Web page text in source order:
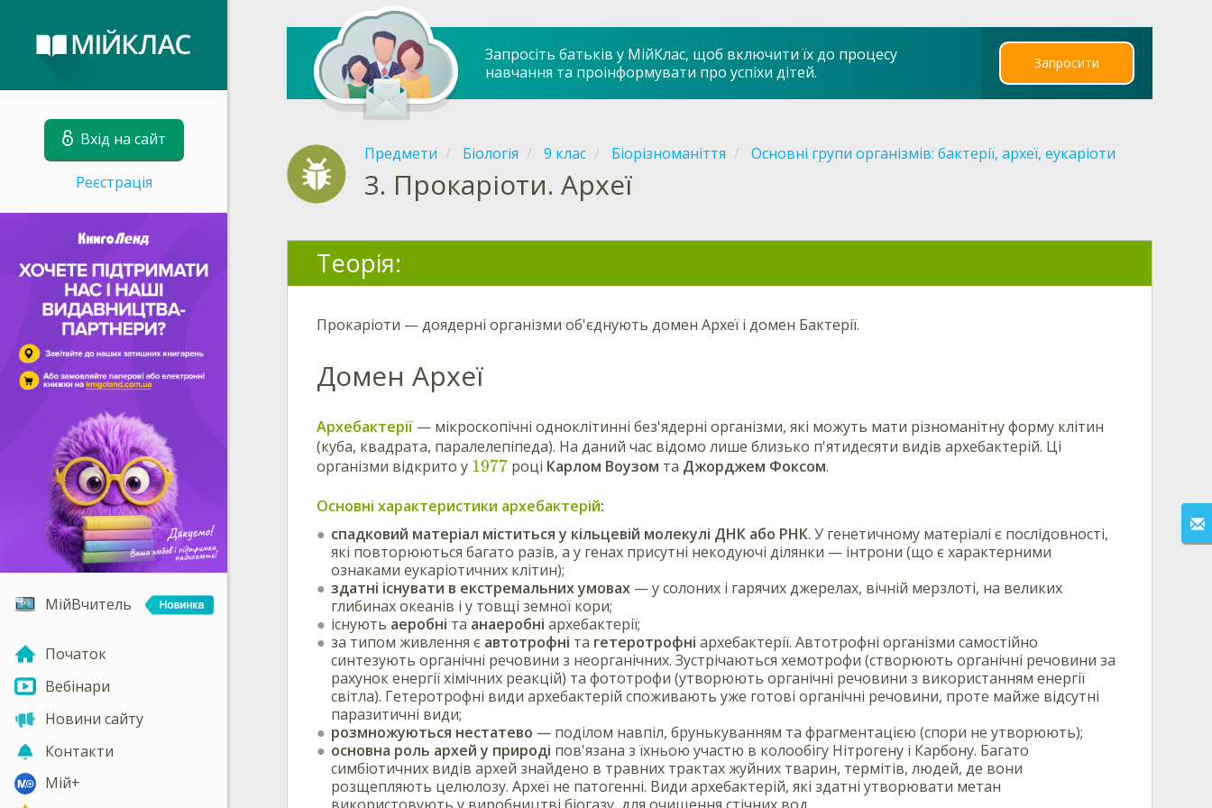
Вхід на сайт
Реєстрація
МійВчитель
Початок
Вебінари
Новини сайту
Контакти
Мій+
Запросіть батьків у МійКлас, щоб включити їх до процесу
навчання та проінформувати про успіхи дітей.
Запросити
Предмети Біологія 9 клас Біорізноманіття Основні групи організмів: бактерії, археї, еукаріоти
3. Прокаріоти. Археї
Теорія:
Прокаріоти — доядерні організми об'єднують домен Археї і домен Бактерії.
Домен Археї
Архебактерії — мікроскопічні одноклітинні без'ядерні організми, які можуть мати різноманітну форму клітин
(куба, квадрата, паралелепіпеда). На даний час відомо лише близько п'ятидесяти видів архебактерій. Ці
організми відкрито у 1977 році Карлом Воузом та Джорджем Фоксом.
Основні характеристики архебактерій:
спадковий матеріал міститься у кільцевій молекулі ДНК або РНК. У генетичному матеріалі є послідовності,
які повторюються багато разів, а у генах присутні некодуючі ділянки — інтрони (що є характерними
ознаками еукаріотичних клітин);
здатні існувати в екстремальних умовах — у солоних і гарячих джерелах, вічній мерзлоті, на великих
глибинах океанів і у товщі земної кори;
існують аеробні та анаеробні архебактерії;
за типом живлення є автотрофні та гетеротрофні архебактерії. Автотрофні організми самостійно
синтезують органічні речовини з неорганічних. Зустрічаються хемотрофи (створюють органічні речовини за
рахунок енергії хімічних реакцій) та фототрофи (утворюють органічні речовини з використанням енергії
світла). Гетеротрофні види архебактерій споживають уже готові органічні речовини, проте майже відсутні
паразитичні види;
розмножуються нестатево — поділом навпіл, брунькуванням та фрагментацією (спори не утворюють);
основна роль архей у природі пов'язана з їхньою участю в колообігу Нітрогену і Карбону. Багато
симбіотичних видів архей знайдено в травних трактах жуйних тварин, термітів, людей, де вони
розщепляють целюлозу. Археї не патогенні. Види архебактерій, які здатні утворювати метан
використовують у виробництві біогазу, для очищення стічних вод.